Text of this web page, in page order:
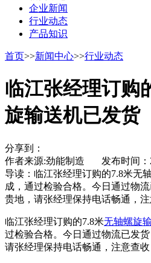
企业新闻
行业动态
产品知识
首页>>新闻中心>>行业动态
临江张经理订购
旋输送机已发货
分享到：
作者来源:劲能制造 发布时间：
导读： 临江张经理订购的7.8米无
成，通过检验合格。今日通过物
贵地，请张经理保持电话畅通，注
临江张经理订购的7.8米无轴螺旋
过检验合格。今日通过物流已发
请张经理保持电话畅通，注意查收